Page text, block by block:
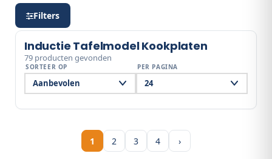
Filters
Inductie Tafelmodel Kookplaten
79 producten gevonden
SORTEER OP PER PAGINA
1 2 3 4 ›